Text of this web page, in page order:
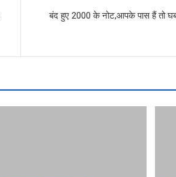
बंद हुए 2000 के नोट,आपके पास हैं तो